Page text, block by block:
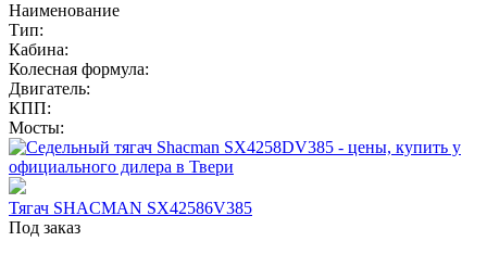
Наименование
Тип:
Кабина:
Колесная формула:
Двигатель:
КПП:
Мосты:
Тягач SHACMAN SX42586V385
Под заказ